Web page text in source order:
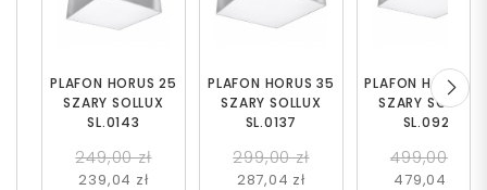
PLAFON HORUS 25
SZARY SOLLUX
SL.0143
249,00 zł
239,04 zł
PLAFON HORUS 35
SZARY SOLLUX
SL.0137
299,00 zł
287,04 zł
PLAFON HORUS
SZARY SOLLUX
SL.0921
499,00 zł
479,04 zł